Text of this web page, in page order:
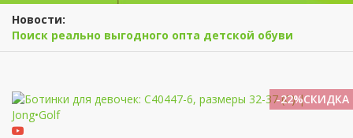
Новости:
Поиск реально выгодного опта детской обуви
-22%СКИДКА